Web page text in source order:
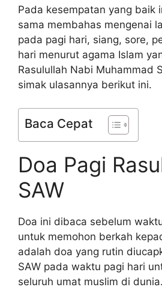
Pada kesempatan yang baik
sama membahas mengenai
pada pagi hari, siang, sore,
hari menurut agama Islam
Rasulullah Nabi Muhammad
simak ulasannya berikut ini.
Baca Cepat
Doa Pagi
SAW
Doa ini dibaca sebelum
untuk memohon berkah
adalah doa yang rutin
SAW pada waktu pagi hari
seluruh umat muslim di dunia.